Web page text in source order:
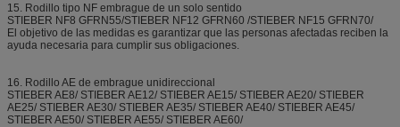
15. Rodillo tipo NF embrague de un solo sentido
STIEBER NF8 GFRN55/STIEBER NF12 GFRN60 /STIEBER NF15 GFRN70/
El objetivo de las medidas es garantizar que las personas afectadas reciben la
ayuda necesaria para cumplir sus obligaciones.
16. Rodillo AE de embrague unidireccional
STIEBER AE8/ STIEBER AE12/ STIEBER AE15/ STIEBER AE20/ STIEBER
AE25/ STIEBER AE30/ STIEBER AE35/ STIEBER AE40/ STIEBER AE45/
STIEBER AE50/ STIEBER AE55/ STIEBER AE60/